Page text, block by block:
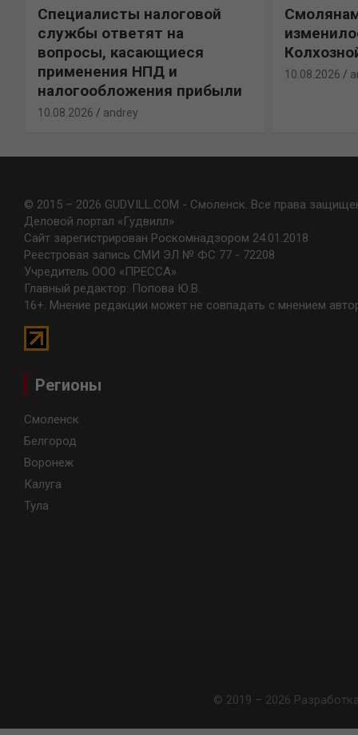
Специалисты налоговой
службы ответят на
вопросы, касающиеся
применения НПД и
налогообложения прибыли
10.08.2026 andrey
10.08.2026
© 2015 – 2026 GUDVILL.COM - Смоленск. Все права
Деловой портал «Гудвилл»
Сайт зарегистрирован Роскомнадзором 24.01.2018
Реестровая запись СМИ ЭЛ № ФС 77 - 72208
Учредитель ООО «ПРЕССА»
Главный редактор: Попова Ю.В.
16+. Мнение редакции может не совпадать с мнением
Регионы
Смоленск
Белгород
Воронеж
Калуга
Тула
© 2019 – 2026